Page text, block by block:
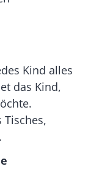
Kind alles
das Kind,